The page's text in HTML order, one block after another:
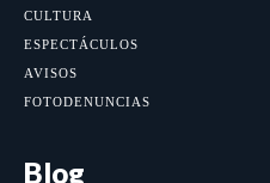
CULTURA
ESPECTÁCULOS
AVISOS
FOTODENUNCIAS
Blog